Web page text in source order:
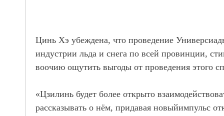
Цинь Хэ убеждена, что проведение
индустрии льда и снега по всей провинции,
воочию ощутить выгоды от проведения этого
«Цзилинь будет более открыто
рассказывать о нём, придавая новыйимпульс